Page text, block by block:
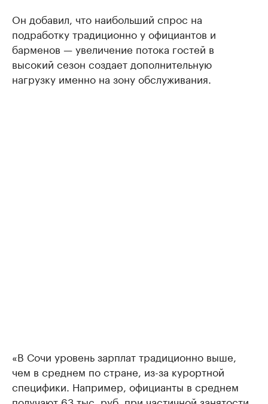
Он добавил, что наибольший спрос на
подработку традиционно у официантов и
барменов — увеличение потока гостей в
высокий сезон создает дополнительную
нагрузку именно на зону обслуживания.
«В Сочи уровень зарплат традиционно выше,
чем в среднем по стране, из-за курортной
специфики. Например, официанты в среднем